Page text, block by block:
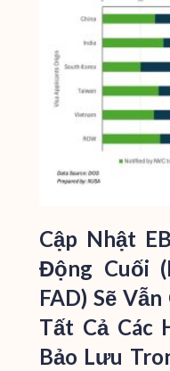
Cập Nhật
Động Cuối
FAD) Sẽ
Tất Cả Các
Bảo Lưu